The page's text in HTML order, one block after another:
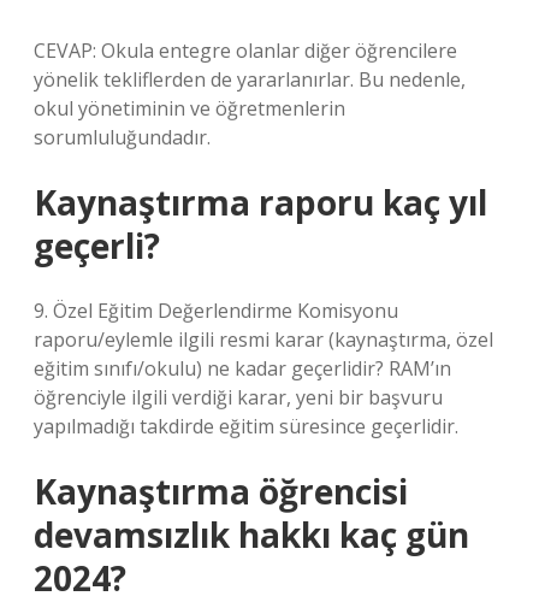
CEVAP: Okula entegre olanlar diğer öğrencilere
yönelik tekliflerden de yararlanırlar. Bu nedenle,
okul yönetiminin ve öğretmenlerin
sorumluluğundadır.
Kaynaştırma raporu kaç yıl
geçerli?
9. Özel Eğitim Değerlendirme Komisyonu
raporu/eylemle ilgili resmi karar (kaynaştırma, özel
eğitim sınıfı/okulu) ne kadar geçerlidir? RAM’ın
öğrenciyle ilgili verdiği karar, yeni bir başvuru
yapılmadığı takdirde eğitim süresince geçerlidir.
Kaynaştırma öğrencisi
devamsızlık hakkı kaç gün
2024?